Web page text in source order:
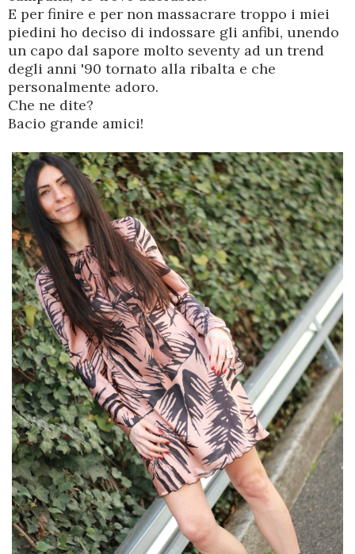
E per finire e per non massacrare troppo i miei
piedini ho deciso di indossare gli anfibi, unendo
un capo dal sapore molto seventy ad un trend
degli anni '90 tornato alla ribalta e che
personalmente adoro.
Che ne dite?
Bacio grande amici!